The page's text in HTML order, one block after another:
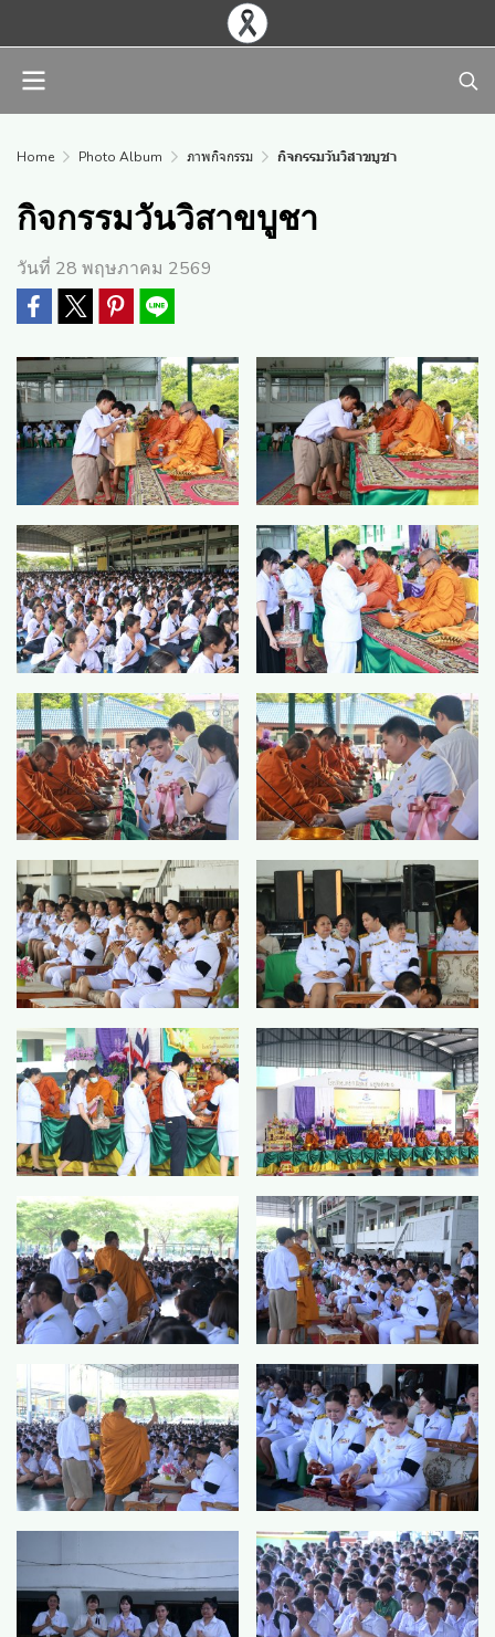
Home Photo Album ภาพกิจกรรม กิจกรรมวันวิสาขบูชา
กิจกรรมวันวิสาขบูชา
วันที่ 28 พฤษภาคม 2569